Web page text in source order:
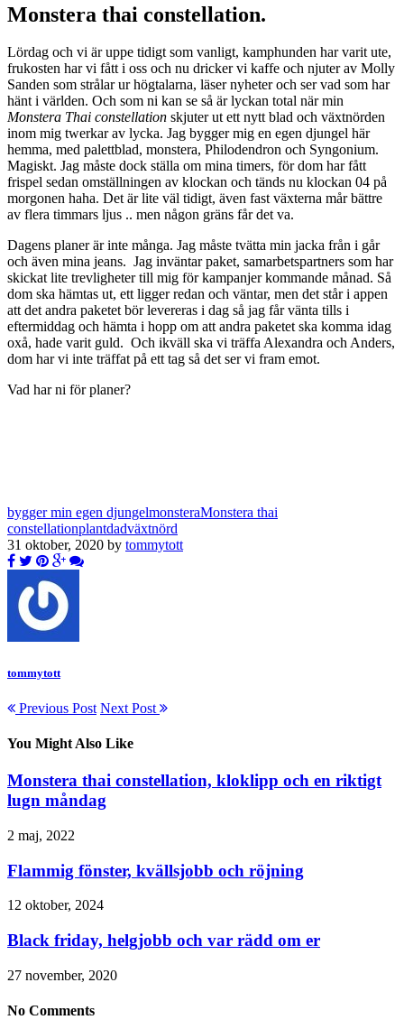
Monstera thai constellation.
Lördag och vi är uppe tidigt som vanligt, kamphunden har varit ute,
frukosten har vi fått i oss och nu dricker vi kaffe och njuter av Molly
Sanden som strålar ur högtalarna, läser nyheter och ser vad som har
hänt i världen. Och som ni kan se så är lyckan total när min
Monstera Thai constellation skjuter ut ett nytt blad och växtnörden
inom mig twerkar av lycka. Jag bygger mig en egen djungel här
hemma, med palettblad, monstera, Philodendron och Syngonium.
Magiskt. Jag måste dock ställa om mina timers, för dom har fått
frispel sedan omställningen av klockan och tänds nu klockan 04 på
morgonen haha. Det är lite väl tidigt, även fast växterna mår bättre
av flera timmars ljus .. men någon gräns får det va.
Dagens planer är inte många. Jag måste tvätta min jacka från i går
och även mina jeans. Jag inväntar paket, samarbetspartners som har
skickat lite trevligheter till mig för kampanjer kommande månad. Så
dom ska hämtas ut, ett ligger redan och väntar, men det står i appen
att det andra paketet bör levereras i dag så jag får vänta tills i
eftermiddag och hämta i hopp om att andra paketet ska komma idag
oxå, hade varit guld. Och ikväll ska vi träffa Alexandra och Anders,
dom har vi inte träffat på ett tag så det ser vi fram emot.
Vad har ni för planer?
bygger min egen djungelmonsteraMonstera thai
constellationplantdadväxtnörd
31 oktober, 2020 by tommytott
tommytott
Previous Post Next Post
You Might Also Like
Monstera thai constellation, kloklipp och en riktigt
lugn måndag
2 maj, 2022
Flammig fönster, kvällsjobb och röjning
12 oktober, 2024
Black friday, helgjobb och var rädd om er
27 november, 2020
No Comments